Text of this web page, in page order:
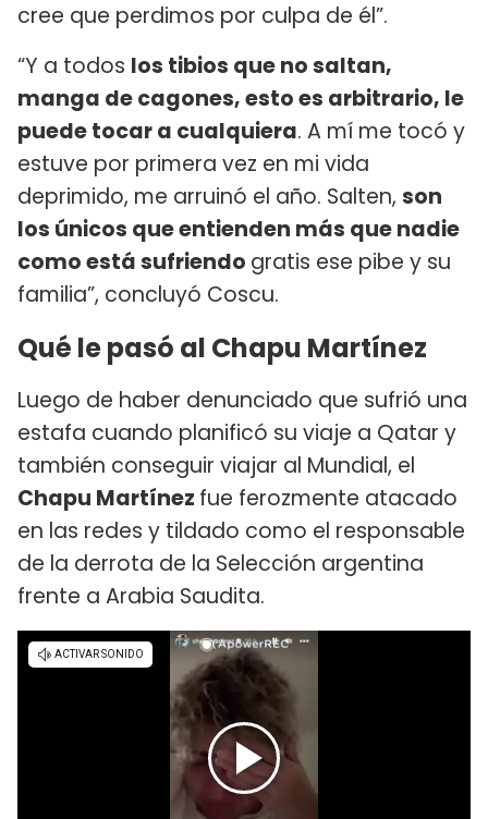
cree que perdimos por culpa de él”.
“Y a todos los tibios que no saltan,
manga de cagones, esto es arbitrario, le
puede tocar a cualquiera. A mí me tocó y
estuve por primera vez en mi vida
deprimido, me arruinó el año. Salten, son
los únicos que entienden más que nadie
como está sufriendo gratis ese pibe y su
familia”, concluyó Coscu.
Qué le pasó al Chapu Martínez
Luego de haber denunciado que sufrió una
estafa cuando planificó su viaje a Qatar y
también conseguir viajar al Mundial, el
Chapu Martínez fue ferozmente atacado
en las redes y tildado como el responsable
de la derrota de la Selección argentina
frente a Arabia Saudita.